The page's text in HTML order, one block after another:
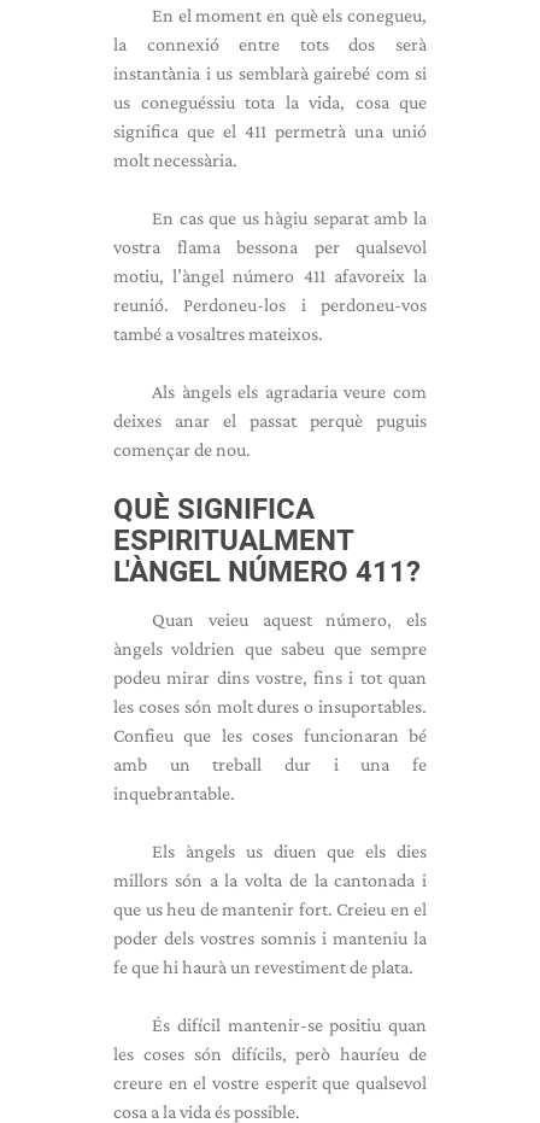
En el moment en què els conegueu,
la connexió entre tots dos serà
instantània i us semblarà gairebé com si
us coneguéssiu tota la vida, cosa que
significa que el 411 permetrà una unió
molt necessària.
En cas que us hàgiu separat amb la
vostra flama bessona per qualsevol
motiu, l’àngel número 411 afavoreix la
reunió. Perdoneu-los i perdoneu-vos
també a vosaltres mateixos.
Als àngels els agradaria veure com
deixes anar el passat perquè puguis
començar de nou.
QUÈ SIGNIFICA
ESPIRITUALMENT
L'ÀNGEL NÚMERO 411?
Quan veieu aquest número, els
àngels voldrien que sabeu que sempre
podeu mirar dins vostre, fins i tot quan
les coses són molt dures o insuportables.
Confieu que les coses funcionaran bé
amb un treball dur i una fe
inquebrantable.
Els àngels us diuen que els dies
millors són a la volta de la cantonada i
que us heu de mantenir fort. Creieu en el
poder dels vostres somnis i manteniu la
fe que hi haurà un revestiment de plata.
És difícil mantenir-se positiu quan
les coses són difícils, però hauríeu de
creure en el vostre esperit que qualsevol
cosa a la vida és possible.